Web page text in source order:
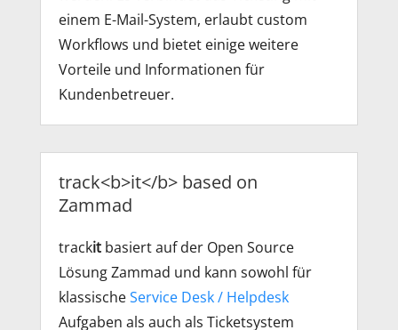
einem E-Mail-System, erlaubt custom
Workflows und bietet einige weitere
Vorteile und Informationen für
Kundenbetreuer.
track<b>it</b> based on
Zammad
trackitbasiert auf der Open Source
Lösung Zammad und kann sowohl für
klassischeService Desk / Helpdesk
Aufgaben als auch als Ticketsystem